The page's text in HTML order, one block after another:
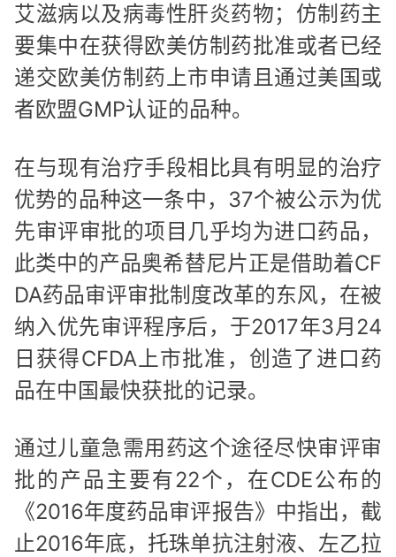
艾滋病以及病毒性肝炎药物；仿制药主
要集中在获得欧美仿制药批准或者已经
递交欧美仿制药上市申请且通过美国或
者欧盟GMP认证的品种。
在与现有治疗手段相比具有明显的治疗
优势的品种这一条中，37个被公示为优
先审评审批的项目几乎均为进口药品，
此类中的产品奥希替尼片正是借助着CF
DA药品审评审批制度改革的东风，在被
纳入优先审评程序后，于2017年3月24
日获得CFDA上市批准，创造了进口药
品在中国最快获批的记录。
通过儿童急需用药这个途径尽快审评审
批的产品主要有22个，在CDE公布的
《2016年度药品审评报告》中指出，截
止2016年底，托珠单抗注射液、左乙拉